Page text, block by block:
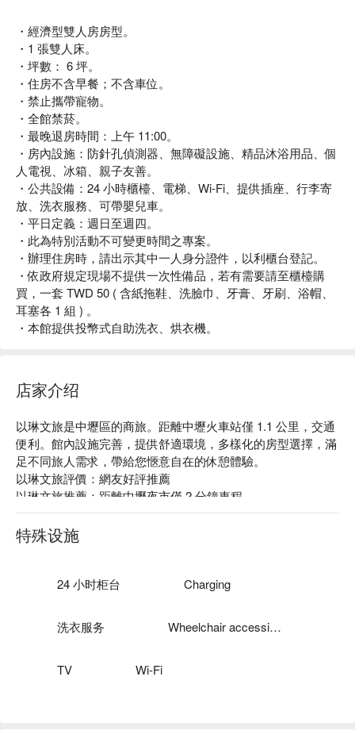
・經濟型雙人房房型。
・1 張雙人床。
・坪數： 6 坪。
・住房不含早餐；不含車位。
・禁止攜帶寵物。
・全館禁菸。
・最晚退房時間：上午 11:00。
・房內設施：防針孔偵測器、無障礙設施、精品沐浴用品、個
人電視、冰箱、親子友善。
・公共設備：24 小時櫃檯、電梯、Wi-Fi、提供插座、行李寄
放、洗衣服務、可帶嬰兒車。
・平日定義：週日至週四。
・此為特別活動不可變更時間之專案。
・辦理住房時，請出示其中一人身分證件，以利櫃台登記。
・依政府規定現場不提供一次性備品，若有需要請至櫃檯購
買，一套 TWD 50 ( 含紙拖鞋、洗臉巾、牙膏、牙刷、浴帽、
耳塞各 1 組 ) 。
・本館提供投幣式自助洗衣、烘衣機。
店家介绍
以琳文旅是中壢區的商旅。距離中壢火車站僅 1.1 公里，交通
便利。館內設施完善，提供舒適環境，多樣化的房型選擇，滿
足不同旅人需求，帶給您愜意自在的休憩體驗。
以琳文旅評價：網友好評推薦
以琳文旅推薦：距離中壢夜市僅 2 分鐘車程。
以琳文旅優惠、以琳文旅住宿方案、以琳文旅休息方案立刻查
看⬇︎
特殊设施
24 小时柜台 Charging
洗衣服务 Wheelchair accessible
TV Wi-Fi